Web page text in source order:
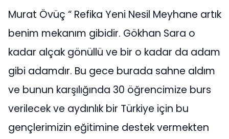
Murat Övüç “ Refika Yeni Nesil Meyhane artık
benim mekanım gibidir. Gökhan Sara o
kadar alçak gönüllü ve bir o kadar da adam
gibi adamdır. Bu gece burada sahne aldım
ve bunun karşılığında 30 öğrencimize burs
verilecek ve aydınlık bir Türkiye için bu
gençlerimizin eğitimine destek vermekten